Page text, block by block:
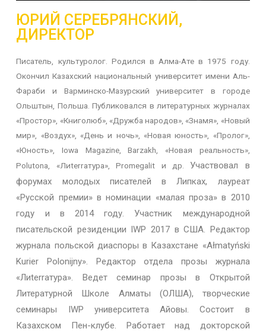
ЮРИЙ СЕРЕБРЯНСКИЙ,
ДИРЕКТОР
Писатель, культуролог. Родился в Алма-Ате в 1975 году.
Окончил Казахский национальный университет имени Аль-
Фараби и Варминско-Мазурский университет в городе
Ольштын, Польша. Публиковался в литературных журналах
«Простор», «Книголюб», «Дружба народов», «Знамя», «Новый
мир», «Воздух», «День и ночь», «Новая юность», «Пролог»,
«Юность», Iowa Magazine, Barzakh, «Новая реальность»,
Polutona, «Лиterraтура», Promegalit и др. Участвовал в
форумах молодых писателей в Липках, лауреат
«Русской премии» в номинации «малая проза» в 2010
году и в 2014 году. Участник международной
писательской резиденции IWP 2017 в США. Редактор
журнала польской диаспоры в Казахстане «Ałmatyński
Kurier Polonijny». Редактор отдела прозы журнала
«Лиterraтура». Ведет семинар прозы в Открытой
Литературной Школе Алматы (ОЛША), творческие
семинары IWP университета Айовы. Состоит в
Казахском Пен-клубе. Работает над докторской